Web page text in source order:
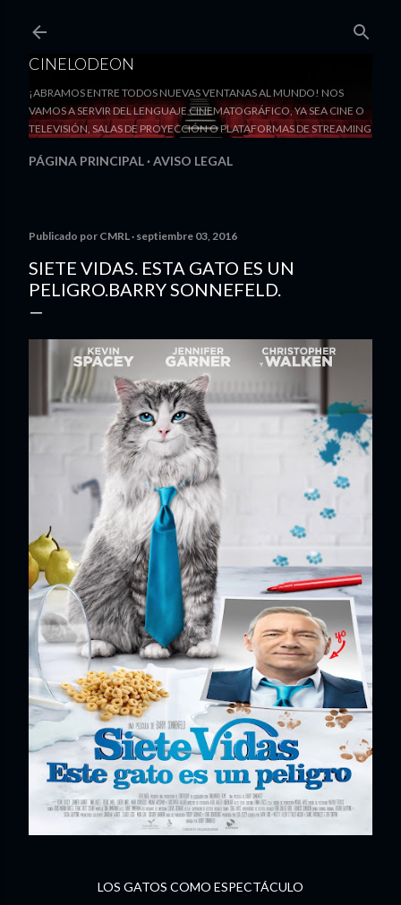
CINELODEON
¡ABRAMOS ENTRE TODOS NUEVAS VENTANAS AL MUNDO! NOS
VAMOS A SERVIR DEL LENGUAJE CINEMATOGRÁFICO, YA SEA CINE O
TELEVISIÓN, SALAS DE PROYECCIÓN O PLATAFORMAS DE STREAMING
PÁGINA PRINCIPAL AVISO LEGAL
Publicado por CMRL septiembre 03, 2016
SIETE VIDAS. ESTA GATO ES UN
PELIGRO.BARRY SONNEFELD.
LOS GATOS COMO ESPECTÁCULO